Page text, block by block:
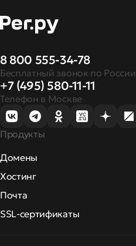
8 800 555-34-78
Бесплатный звонок по России
+7 (495) 580-11-11
Телефон в Москве
Продукты
Домены
Хостинг
Почта
SSL-сертификаты